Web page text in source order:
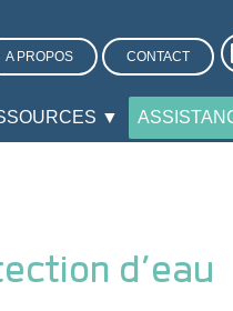
A PROPOS CONTACT
▼
d’eau